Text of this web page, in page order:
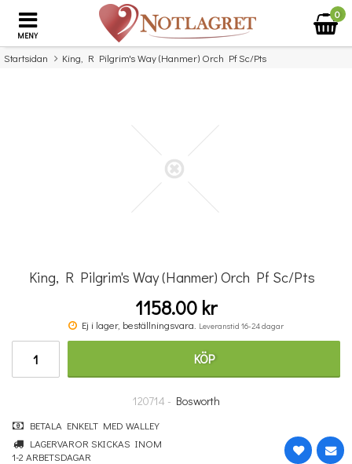
MENY
0
Startsidan King, R Pilgrim's Way (Hanmer) Orch Pf Sc/Pts
Benjamin Britten: Simple Symphony For String Orchestra - Study Score
King, R Pilgrim's Way (Hanmer) Orch Pf Sc/Pts
1158.00 kr
Ej i lager, beställningsvara. Leveranstid 16-24 dagar
KÖP
120714 - Bosworth
BETALA ENKELT MED WALLEY
LAGERVAROR SKICKAS INOM
1-2 ARBETSDAGAR